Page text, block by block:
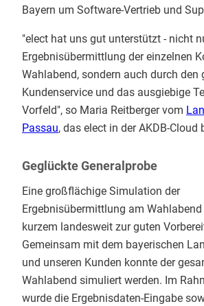
Bayern um Software-Vertrieb und
"elect hat uns gut unterstützt - nicht
Ergebnisübermittlung der einzelnen
Wahlabend, sondern auch durch den
Kundenservice und das ausgiebige
Vorfeld", so Maria Reitberger vom
Passau, das elect in der AKDB-Cloud
Geglückte Generalprobe
Eine großflächige Simulation der
Ergebnisübermittlung am
kurzem landesweit zur guten
Gemeinsam mit dem bayerischen
und unseren Kunden konnte der
Wahlabend simuliert werden. Im
wurde die Ergebnisdaten-Eingabe